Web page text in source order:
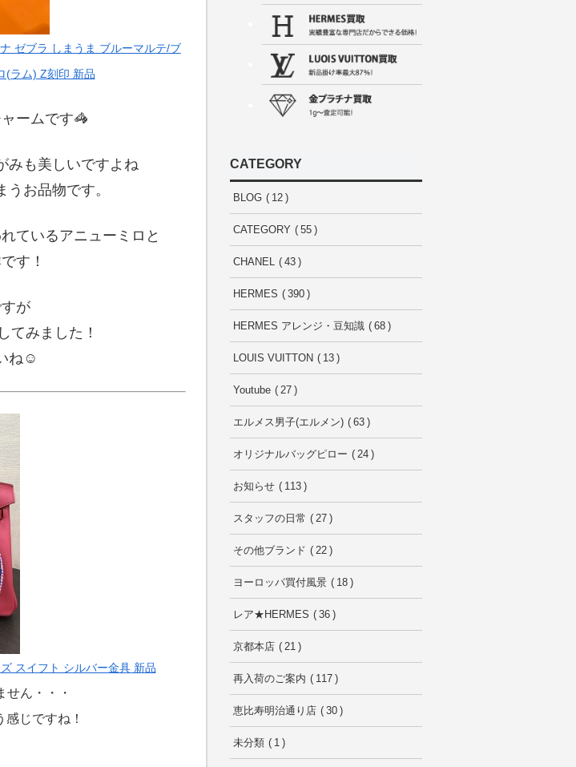
ゼブラ しまうま ブルーマルテ/ブ
(ラム) Z刻印 新品
ームです🦓
みも美しいですよね
お品物です。
ているアニューミロと
す！
が
てみました！
ね☺
スイフト シルバー金具 新品
ん・・・
じですね！
CATEGORY
BLOG 12
CATEGORY 55
CHANEL 43
HERMES 390
HERMES アレンジ・豆知識 68
LOUIS VUITTON 13
Youtube 27
エルメス男子(エルメン) 63
オリジナルバッグピロー 24
お知らせ 113
スタッフの日常 27
その他ブランド 22
ヨーロッパ買付風景 18
レア★HERMES 36
京都本店 21
再入荷のご案内 117
恵比寿明治通り店 30
未分類 1